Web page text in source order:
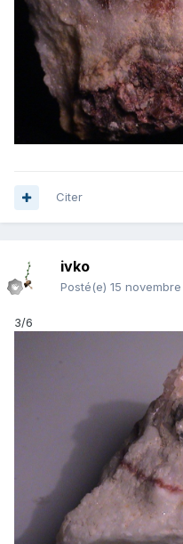
Citer
ivko
Posté(e) 15
3/6